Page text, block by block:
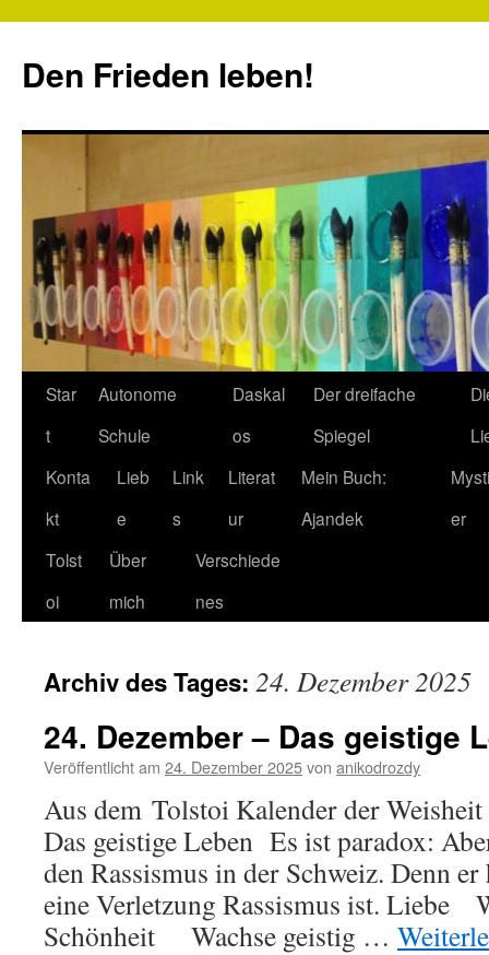
springen
Den Frieden leben!
Star
t
Autonome
Schule
Daskal
os
Der dreifache
Spiegel
Konta
kt
Lieb
e
Link
s
Literat
ur
Mein Buch:
Ajandek
er
Tolst
oi
Über
mich
Verschiede
nes
Archiv des Tages: 24. Dezember 2025
24. Dezember – Das geistige
Veröffentlicht am 24. Dezember 2025von anikodrozdy
Aus dem Tolstoi Kalender der
Das geistige Leben Es ist paradox:
den Rassismus in der Schweiz. Denn
eine Verletzung Rassismus ist.
Schönheit Wachse geistig …